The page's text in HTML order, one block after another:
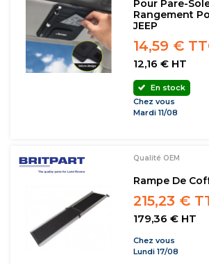
Pour Pare-
Rangement
JEEP
14,59 €
12,16 € HT
En stock
Chez vous
Mardi 11/08
Qualité OEM
Rampe De
215,23 €
179,36 € HT
Chez vous
Lundi 17/08